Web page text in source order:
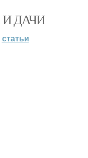
ДАЧИ
статьи